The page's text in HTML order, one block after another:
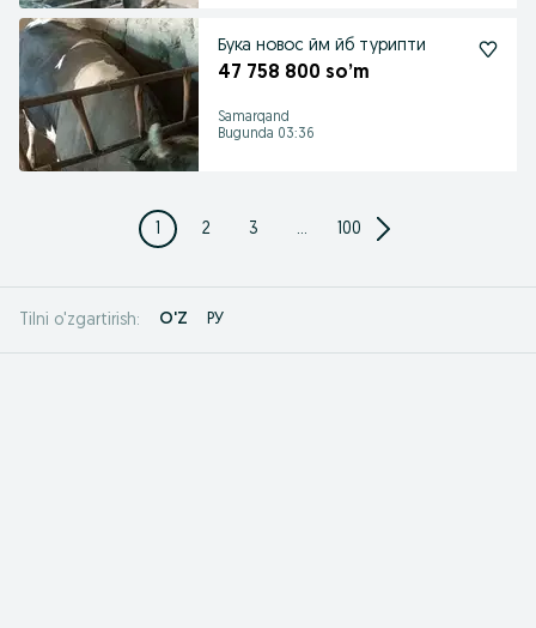
Бука новос йм йб турипти
47 758 800 so’m
Samarqand
Bugunda 03:36
1 2 3 ... 100
Tilni o'zgartirish: O'Z РУ